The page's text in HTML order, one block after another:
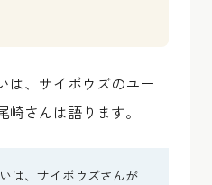
は、サイボウズのユー
さんは語ります。
は、サイボウズさんが